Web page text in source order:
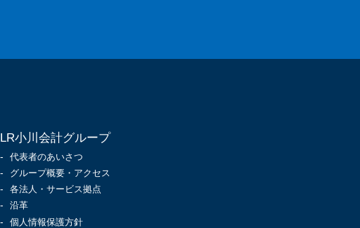
LR小川会計グループ
代表者のあいさつ
グループ概要・アクセス
各法人・サービス拠点
沿革
個人情報保護方針